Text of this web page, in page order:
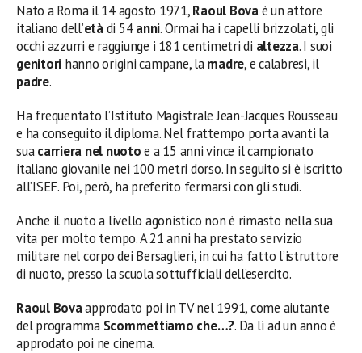
Nato a Roma il 14 agosto 1971,Raoul Bovaè un attore
italiano dell’etàdi 54anni. Ormai ha i capelli brizzolati, gli
occhi azzurri e raggiunge i 181 centimetri di altezza. I suoi
genitori hanno origini campane, lamadre, e calabresi, il
padre.
Ha frequentato l’Istituto Magistrale Jean-Jacques Rousseau
e ha conseguito il diploma. Nel frattempo porta avanti la
suacarriera nel nuotoe a 15 anni vince il campionato
italiano giovanile nei 100 metri dorso. In seguito si è iscritto
all’ISEF. Poi, però, ha preferito fermarsi con gli studi.
Anche il nuoto a livello agonistico non è rimasto nella sua
vita per molto tempo. A 21 anni ha prestato servizio
militare nel corpo dei Bersaglieri, in cui ha fatto l’istruttore
di nuoto, presso la scuola sottufficiali dell’esercito.
Raoul Bovaapprodato poi in TV nel 1991, come aiutante
del programma Scommettiamo che…?. Da lì ad un anno è
approdato poi ne cinema.